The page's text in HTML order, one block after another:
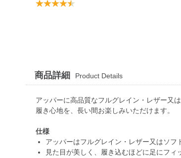
商品詳細 Product Details
アッパーに高品質なフルグレイン・レザー又
履き心地を、長い間お楽しみいただけます。
仕様
アッパーはフルグレイン・レザー又はソフ
見た目が美しく、履き込むほどに足にフ